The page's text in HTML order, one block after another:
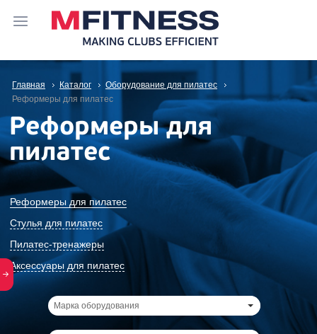
Главная Каталог
Оборудование для пилатес
Реформеры для пилатес
Реформеры для
пилатес
Реформеры для пилатес
Стулья для пилатес
Пилатес-тренажеры
Аксессуары для пилатес
Марка оборудования